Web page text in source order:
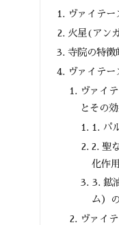
ヴァイテ
火星(アン
寺院の特徴
ヴァイテ
ヴァイ
とその
1. パ
2. 聖
化作用
3. 鉱
ム）
ヴァイ